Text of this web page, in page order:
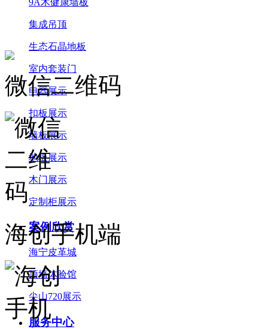
集成吊顶
生态石晶地板
室内套装门
电器展示
扣板展示
墙板展示
地板展示
木门展示
定制柜展示
案例欣赏
海宁皮革城
顶墙体验馆
尖山720展示
服务中心
微信二维码
海创手机端